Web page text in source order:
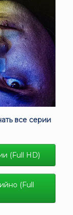
все серии
(Full HD)
(Full